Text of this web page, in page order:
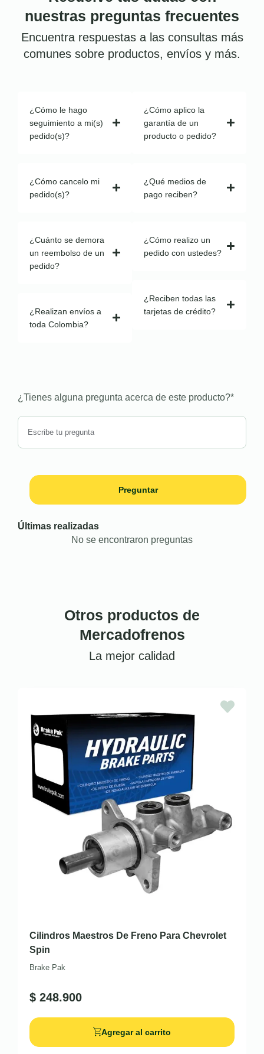
nuestras preguntas frecuentes
Encuentra respuestas a las consultas más
comunes sobre productos, envíos y más.
¿Cómo le hago
seguimiento a mi(s)
pedido(s)?
¿Cómo cancelo mi
pedido(s)?
¿Cuánto se demora
un reembolso de un
pedido?
¿Realizan envíos a
toda Colombia?
¿Cómo aplico la
garantía de un
producto o pedido?
¿Qué medios de
pago reciben?
¿Cómo realizo un
pedido con ustedes?
¿Reciben todas las
tarjetas de crédito?
¿Tienes alguna pregunta acerca de este producto?*
Preguntar
Últimas realizadas
No se encontraron preguntas
Otros productos de
Mercadofrenos
La mejor calidad
Cilindros Maestros De Freno Para Chevrolet
Spin
Brake Pak
$ 248.900
Agregar al carrito